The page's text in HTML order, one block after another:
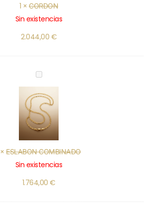
1 × CORDON
Sin existencias
2.044,00 €
ESLABON
COMBINADO
×ESLABON COMBINADO
Sin existencias
1.764,00 €